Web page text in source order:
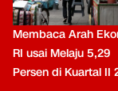
Membaca Arah
RI usai Melaju 5,29
Persen di Kuartal II